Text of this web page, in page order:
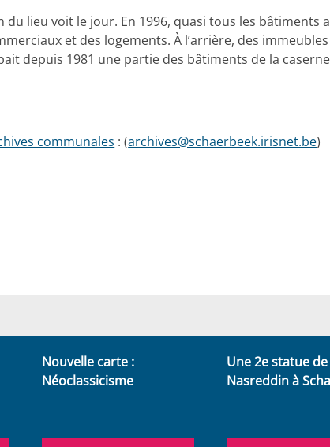
lieu voit le jour. En 1996, quasi tous les bâtiments
et des logements. À l’arrière, des
depuis 1981 une partie des bâtiments de la
communales : (archives@schaerbeek.irisnet.be)
Nouvelle carte :
Néoclassicisme
Une 2e statue de
Nasreddin à